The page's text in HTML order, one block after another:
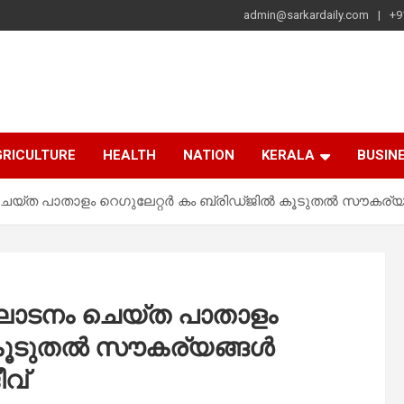
admin@sarkardaily.com
HEALTH NATION KERALA
പാതാളം റെഗുലേറ്റർ കം ബ്രിഡ്ജിൽ കൂടുതൽ സൗകര്യങ്ങൾ
ചെയ്‌ത പാതാളം
കൂടുതൽ സൗകര്യങ്ങൾ